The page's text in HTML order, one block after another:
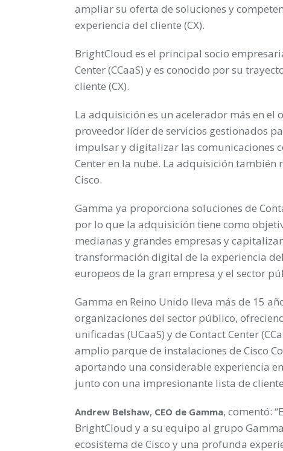
ampliar su oferta de soluciones y
experiencia del cliente (CX).
BrightCloud es el principal socio
Center (CCaaS) y es conocido por su
cliente (CX).
La adquisición es un acelerador más en el
proveedor líder de servicios gestionados
impulsar y digitalizar las comunicaciones
Center en la nube. La adquisición también
Cisco.
Gamma ya proporciona soluciones de
por lo que la adquisición tiene como
medianas y grandes empresas y
transformación digital de la experiencia
europeos de la gran empresa y el sector
Gamma en Reino Unido lleva más de 15
organizaciones del sector público,
unificadas (UCaaS) y de Contact Center
amplio parque de instalaciones de Cisco
aportando una considerable experiencia
junto con una impresionante lista de
Andrew Belshaw, CEO de Gamma, comentó:
BrightCloud y a su equipo al grupo
ecosistema de Cisco y una profunda